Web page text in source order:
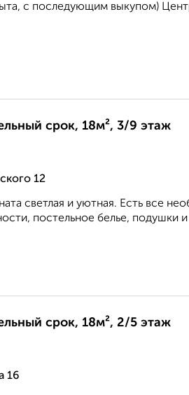
с последующим выкупом)
срок, 18м², 3/9 этаж
12
светлая и уютная. Есть все
постельное белье, подушки
срок, 18м², 2/5 этаж
16